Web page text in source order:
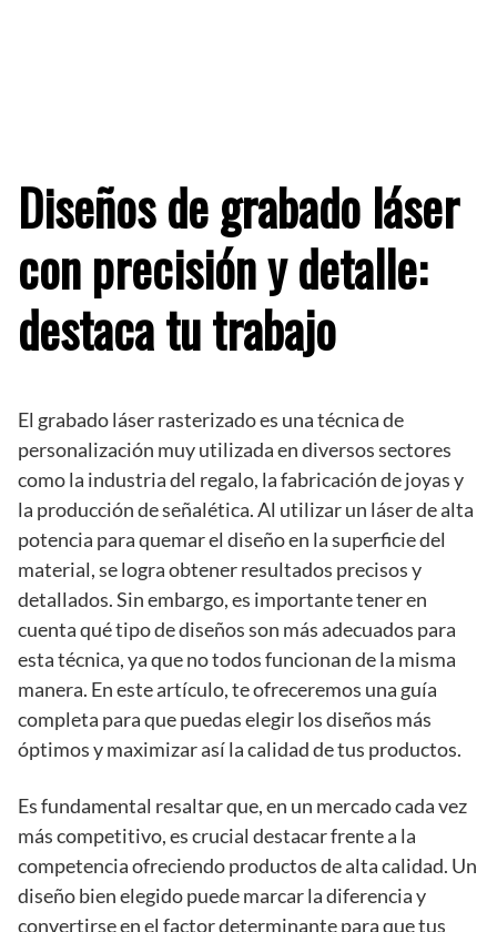
Diseños de grabado láser
con precisión y detalle:
destaca tu trabajo
El grabado láser rasterizado es una técnica de
personalización muy utilizada en diversos sectores
como la industria del regalo, la fabricación de joyas y
la producción de señalética. Al utilizar un láser de alta
potencia para quemar el diseño en la superficie del
material, se logra obtener resultados precisos y
detallados. Sin embargo, es importante tener en
cuenta qué tipo de diseños son más adecuados para
esta técnica, ya que no todos funcionan de la misma
manera. En este artículo, te ofreceremos una guía
completa para que puedas elegir los diseños más
óptimos y maximizar así la calidad de tus productos.
Es fundamental resaltar que, en un mercado cada vez
más competitivo, es crucial destacar frente a la
competencia ofreciendo productos de alta calidad. Un
diseño bien elegido puede marcar la diferencia y
convertirse en el factor determinante para que tus